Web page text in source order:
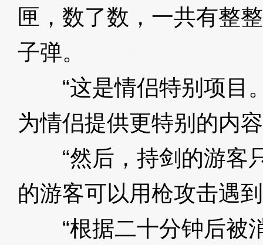
匣，数了数，一共有整
子弹。
“这是情侣特别项目。
为情侣提供更特别的内
“然后，持剑的游客
的游客可以用枪攻击遇
“根据二十分钟后被